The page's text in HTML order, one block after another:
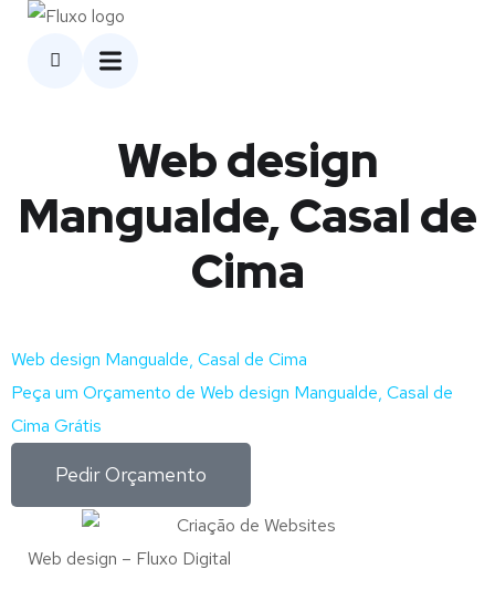
Web design
Mangualde, Casal de
Cima
Web design Mangualde, Casal de Cima
Peça um Orçamento de Web design Mangualde, Casal de
Cima Grátis
Pedir Orçamento
Web design – Fluxo Digital